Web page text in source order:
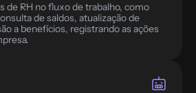
de RH no fluxo de trabalho, como
de saldos, atualização de
a benefícios, registrando as ações